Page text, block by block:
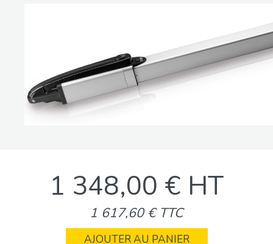
1 348,00 € HT
1 617,60 € TTC
AJOUTER AU PANIER